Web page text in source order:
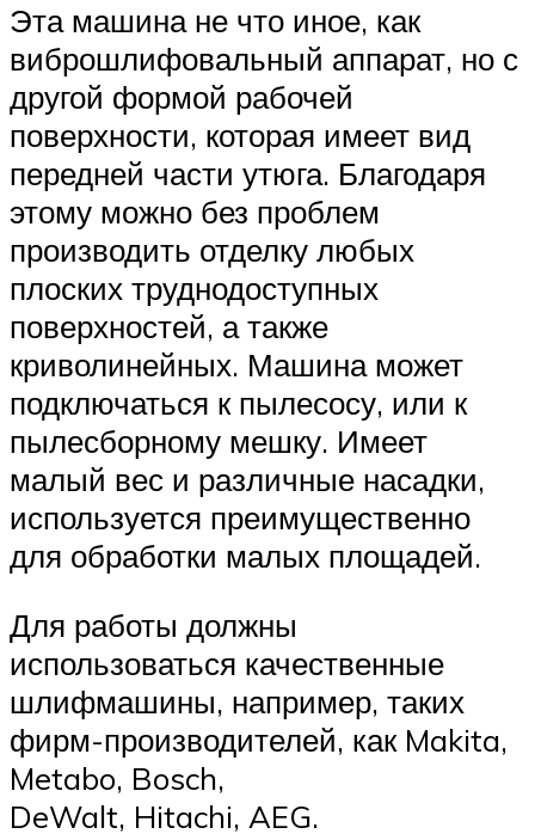
Эта машина не что иное, как
виброшлифовальный аппарат, но с
другой формой рабочей
поверхности, которая имеет вид
передней части утюга. Благодаря
этому можно без проблем
производить отделку любых
плоских труднодоступных
поверхностей, а также
криволинейных. Машина может
подключаться к пылесосу, или к
пылесборному мешку. Имеет
малый вес и различные насадки,
используется преимущественно
для обработки малых площадей.
Для работы должны
использоваться качественные
шлифмашины, например, таких
фирм-производителей, как Makita,
Metabo, Bosch,
DeWalt, Hitachi, AEG.